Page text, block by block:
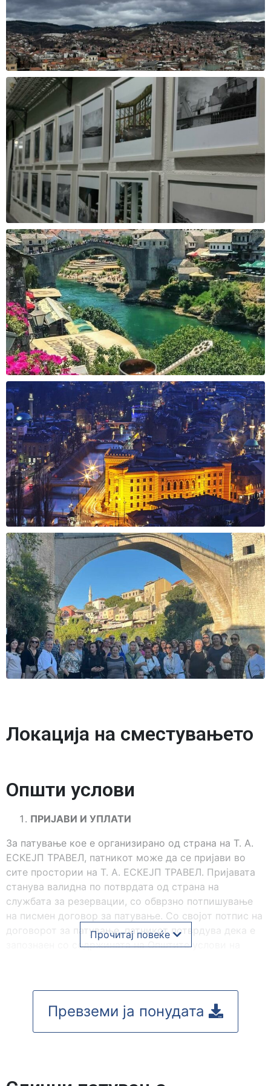
Локација на сместувањето
Општи услови
ПРИЈАВИ И УПЛАТИ
За патување кое е организирано од страна на Т. А.
ЕСКЕЈП ТРАВЕЛ, патникот може да се пријави во
сите простории на Т. А. ЕСКЕЈП ТРАВЕЛ. Пријавата
станува валидна по потврдата од страна на
службата за резервации, со обврзно потпишување
на писмен договор за патување. Со својот потпис на
договорот за патување, патникот потврдува дека е
запознаен со содржината на Општите услови на
уплати обврзна аконтација во висина од 30% од
износот на целиот аранжман, доколку не е поинаку
предвидено во програмот на патување. Останатиот
износ се уплатува најдоцна 10 дена пред почетокот
Прочитај повеќе
Превземи ја понудата